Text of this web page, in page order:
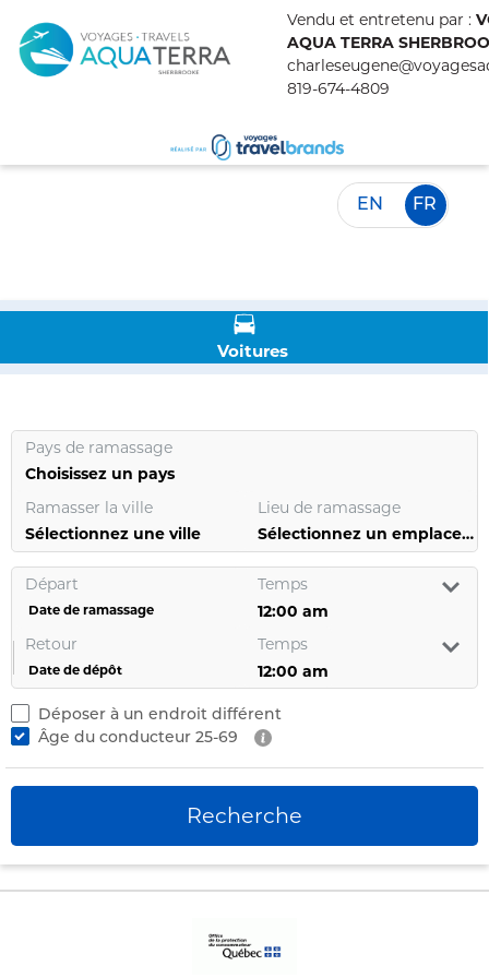
Vendu et entretenu par :
AQUA TERRA
819-674-4809
EN FR
Voitures
Pays de ramassage
Choisissez un pays
Ramasser la ville
Sélectionnez une ville
Lieu de ramassage
Sélectionnez un emplacement
Départ
Date de ramassage
Temps
Retour
Date de dépôt
Temps
Déposer à un endroit différent
Âge du conducteur25-69
Recherche